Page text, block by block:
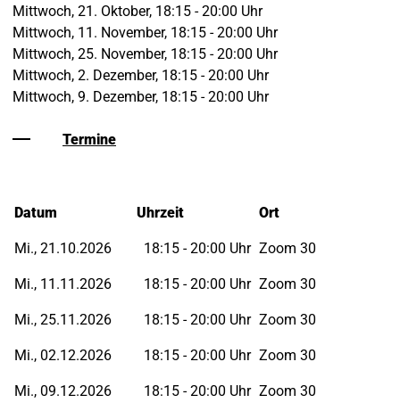
Mittwoch, 21. Oktober, 18:15 - 20:00 Uhr
Mittwoch, 11. November, 18:15 - 20:00 Uhr
Mittwoch, 25. November, 18:15 - 20:00 Uhr
Mittwoch, 2. Dezember, 18:15 - 20:00 Uhr
Mittwoch, 9. Dezember, 18:15 - 20:00 Uhr
Termine
Datum Uhrzeit Ort
Mi., 21.10.2026 18:15 - 20:00 Uhr Zoom 30
Mi., 11.11.2026 18:15 - 20:00 Uhr Zoom 30
Mi., 25.11.2026 18:15 - 20:00 Uhr Zoom 30
Mi., 02.12.2026 18:15 - 20:00 Uhr Zoom 30
Mi., 09.12.2026 18:15 - 20:00 Uhr Zoom 30